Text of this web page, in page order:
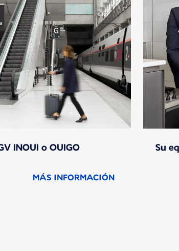
INOUI o OUIGO
MÁS INFORMACIÓN
Su